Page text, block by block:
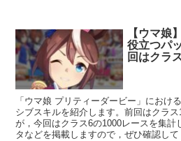
【ウマ娘
役立つパ
回はクラ
「ウマ娘 プリティーダービー」におけ
シブスキルを紹介します。前回はクラ
が，今回はクラス6の1000レースを集計
タなどを掲載しますので，ぜひ確認して